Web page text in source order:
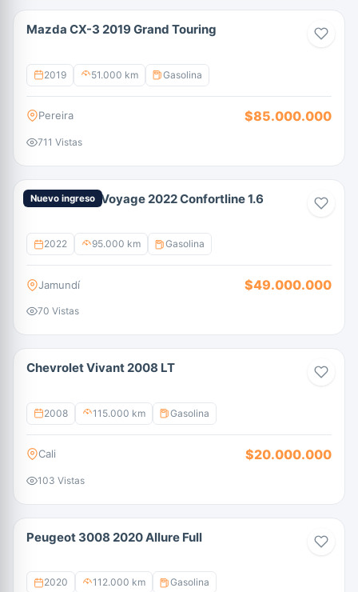
Mazda CX-3 2019 Grand Touring
2019 51.000 km Gasolina
Pereira $85.000.000
711 Vistas
Nuevo ingreso
Volkswagen Voyage 2022 Confortline 1.6
2022 95.000 km Gasolina
Jamundí $49.000.000
70 Vistas
Chevrolet Vivant 2008 LT
2008 115.000 km Gasolina
Cali $20.000.000
103 Vistas
Peugeot 3008 2020 Allure Full
2020 112.000 km Gasolina